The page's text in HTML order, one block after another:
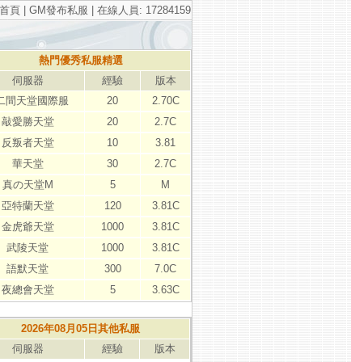
頁 GM發布私服 | 在線人員: 17284159
熱門優秀私服精選
伺服器
經驗
版本
間天堂國際服
20
2.70C
敲愛勝天堂
20
2.7C
反叛者天堂
10
3.81
華天堂
30
2.7C
真の天堂M
5
M
亞特蘭天堂
120
3.81C
金虎爺天堂
1000
3.81C
武陵天堂
1000
3.81C
語默天堂
300
7.0C
夜總會天堂
5 3.63C
2026年08月05日其他私服
伺服器
經驗
版本